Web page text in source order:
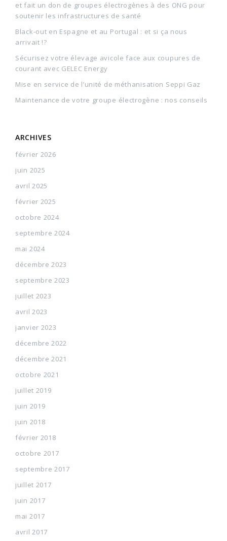
et fait un don de groupes électrogènes à des ONG pour
soutenir les infrastructures de santé
Black-out en Espagne et au Portugal : et si ça nous
arrivait !?
Sécurisez votre élevage avicole face aux coupures de
courant avec GELEC Energy
Mise en service de l’unité de méthanisation Seppi Gaz
Maintenance de votre groupe électrogène : nos conseils
ARCHIVES
février 2026
juin 2025
avril 2025
février 2025
octobre 2024
septembre 2024
mai 2024
décembre 2023
septembre 2023
juillet 2023
avril 2023
janvier 2023
décembre 2022
décembre 2021
octobre 2021
juillet 2019
juin 2019
juin 2018
février 2018
octobre 2017
septembre 2017
juillet 2017
juin 2017
mai 2017
avril 2017